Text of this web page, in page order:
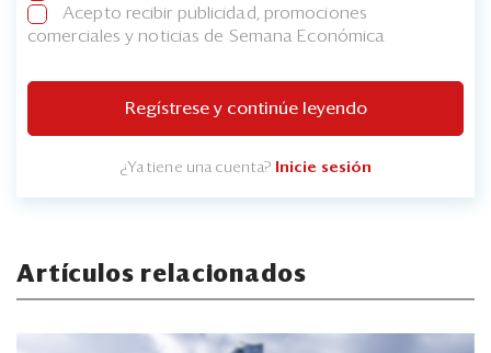
Acepto recibir publicidad, promociones
comerciales y noticias de Semana Económica
Regístrese y continúe leyendo
¿Ya tiene una cuenta? Inicie sesión
Artículos relacionados